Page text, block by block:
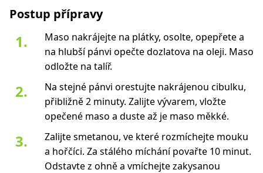
Postup přípravy
Maso nakrájejte na plátky, osolte, opepřete a
na hlubší pánvi opečte dozlatova na oleji. Maso
odložte na talíř.
Na stejné pánvi orestujte nakrájenou cibulku,
přibližně 2 minuty. Zalijte vývarem, vložte
opečené maso a duste až je maso měkké.
Zalijte smetanou, ve které rozmíchejte mouku
a hořčíci. Za stálého míchání povařte 10 minut.
Odstavte z ohně a vmíchejte zakysanou